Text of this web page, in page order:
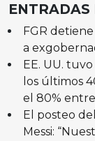
ENTRADAS
FGR
a
EE. UU.
los últimos
el 80%
El posteo
Messi: